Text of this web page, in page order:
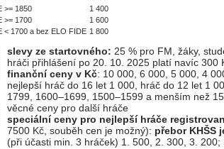
>= 1850
1 400
>= 1700
1 600
< 1700 a bez ELO FIDE 1 800
slevy ze startovného: 25 % pro FM, žáky,
hráči přihlášení po 20. 10. 2025 platí navíc 300
finanční ceny v Kč: 10 000, 6 000, 5 000, 4
nejlepší hráč do 16 let 1 000, hráč do 12 let 1
1799, 1600–1699, 1500–1599 a menším než
věcné ceny pro další hráče
speciální ceny pro nejlepší hráče
7500 Kč, souběh cen je možný): přebor KHŠS
(při účasti min. 3 hráček) 1. 500, 2. 300, 3. 200;